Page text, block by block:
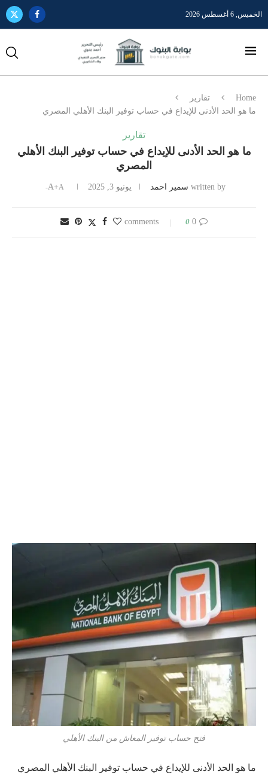
الخميس, 6 أغسطس 2026
Home
تقارير
ما هو الحد الأدنى للإيداع في حساب توفير البنك الأهلي المصري
تقارير
ما هو الحد الأدنى للإيداع في حساب توفير البنك الأهلي
المصري
written by سمير احمد يونيو 3, 2025 A+A-
0 comments
0
فتح حساب توفير المعاش من البنك الأهلي
ما هو الحد الأدنى للإيداع في حساب توفير البنك الأهلي المصري